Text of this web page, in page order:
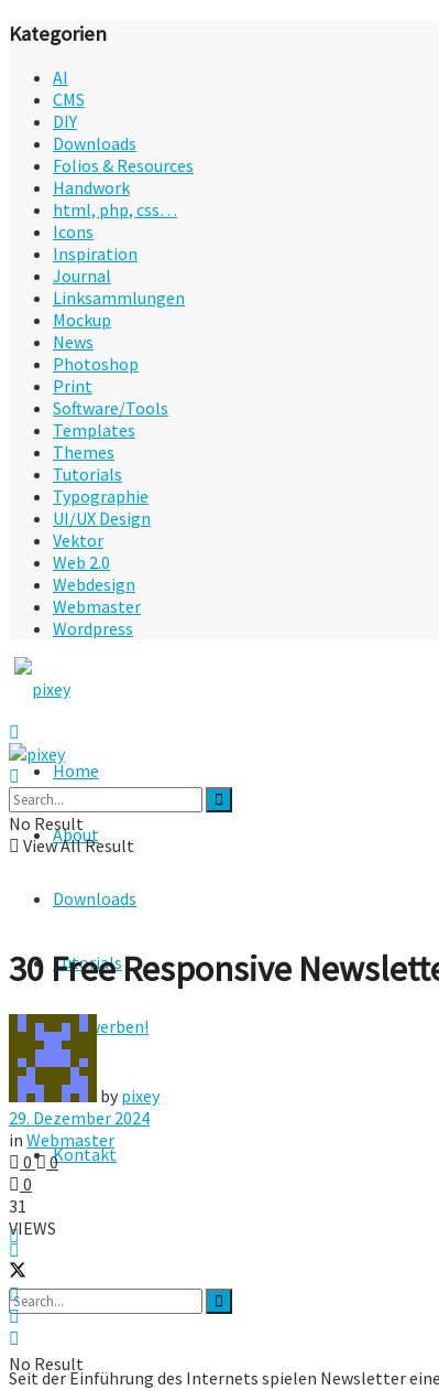
Kategorien
AI
CMS
DIY
Downloads
Folios & Resources
Handwork
html, php, css…
Icons
Inspiration
Journal
Linksammlungen
Mockup
News
Photoshop
Print
Software/Tools
Templates
Themes
Tutorials
Typographie
UI/UX Design
Vektor
Web 2.0
Webdesign
Webmaster
Wordpress
Home
About
Downloads
Tutorials
Hier werben!
FAQ
Kontakt
No Result
No Result
View All Result
30 Free Responsive
by pixey
29. Dezember 2024
in Webmaster
0
0
0
31
VIEWS
Seit der Einführung des Internets spielen Newsletter